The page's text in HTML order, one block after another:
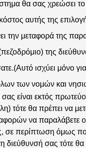
θα σας χρεώσει
αυτής της
την μεταφορά της
της
ισχύει μόνο για
των νομών και
είναι εκτός
τότε θα πρέπει να
να παραλάβετε οι
σε περίπτωση όμως
διεύθυνσή σας τότε θα